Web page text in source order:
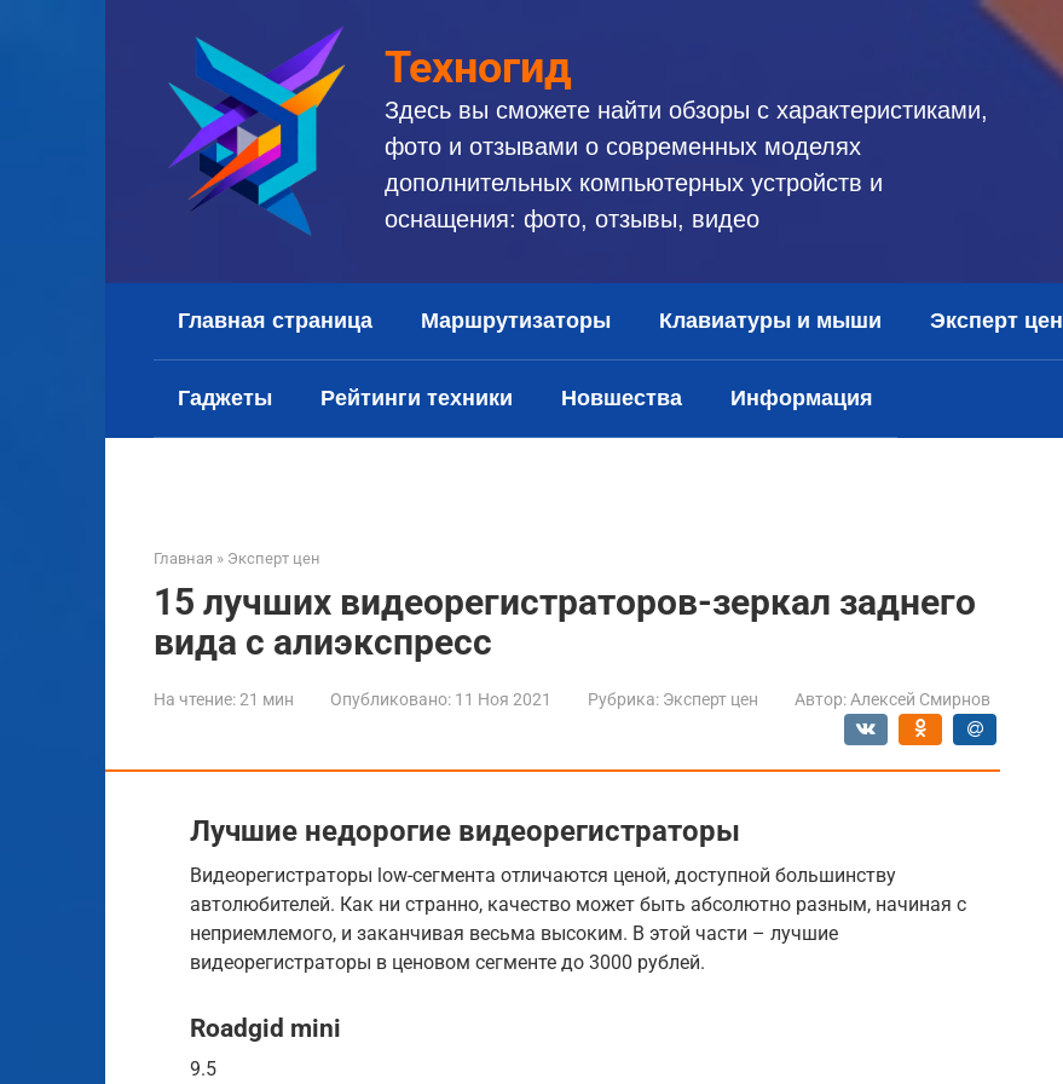
Техногид
Здесь вы сможете найти обзоры с характеристиками,
фото и отзывами о современных моделях
дополнительных компьютерных устройств и
оснащения: фото, отзывы, видео
Главная страница Маршрутизаторы Клавиатуры и мыши Эксперт цен
Гаджеты Рейтинги техники Новшества Информация
Главная » Эксперт цен
15 лучших видеорегистраторов-зеркал заднего
вида с алиэкспресс
На чтение:21 мин Опубликовано: 11 Ноя 2021 Рубрика: Эксперт цен Автор: Алексей Смирнов
Лучшие недорогие видеорегистраторы
Видеорегистраторы low-сегмента отличаются ценой, доступной большинству
автолюбителей. Как ни странно, качество может быть абсолютно разным, начиная с
неприемлемого, и заканчивая весьма высоким. В этой части – лучшие
видеорегистраторы в ценовом сегменте до 3000 рублей.
Roadgid mini
9.5